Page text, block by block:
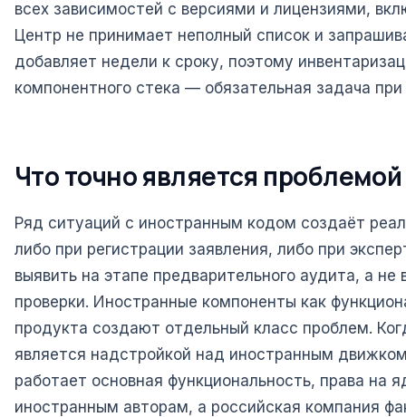
всех зависимостей с версиями и лицензиями,
Центр не принимает неполный список и
добавляет недели к сроку, поэтому
компонентного стека — обязательная задача при
Что точно является проблемой
Ряд ситуаций с иностранным кодом создаёт
либо при регистрации заявления, либо при
выявить на этапе предварительного аудита, а не
проверки. Иностранные компоненты как
продукта создают отдельный класс проблем.
является надстройкой над иностранным
работает основная функциональность, права на
иностранным авторам, а российская компания